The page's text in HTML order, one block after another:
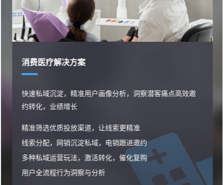
消费医疗解决方案
快速私域沉淀，精准用户画像分析，洞察潜客痛点高效邀
约转化，业绩增长
精准筛选优质投放渠道，让线索更精准
线索分配，网销沉淀私域，电销跟进邀约
多种私域运营玩法，激活转化，催化复购
用户全流程行为洞察与分析